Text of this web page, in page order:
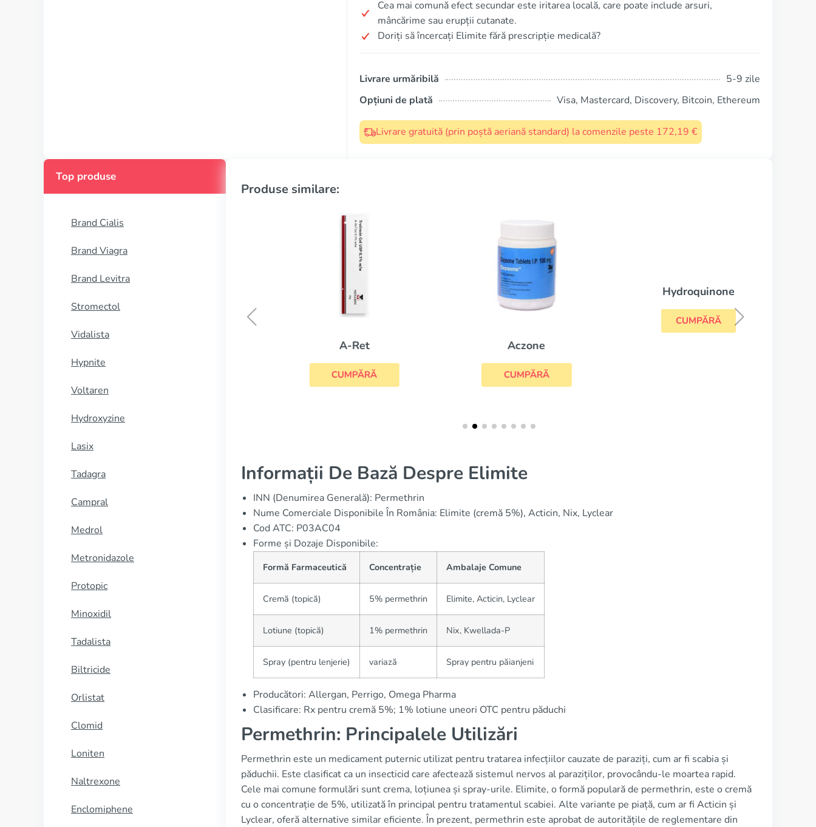
Cea mai comună efect secundar este iritarea locală, care poate include arsuri,
mâncărime sau erupții cutanate.
Doriți să încercați Elimite fără prescripție medicală?
Livrare urmăribilă
5-9 zile
Opțiuni de plată
Visa, Mastercard, Discovery, Bitcoin, Ethereum
Livrare gratuită (prin poștă aeriană standard) la comenzile peste 172,19 €
Top produse
Brand Cialis
Brand Viagra
Brand Levitra
Stromectol
Vidalista
Hypnite
Voltaren
Hydroxyzine
Lasix
Tadagra
Campral
Medrol
Metronidazole
Protopic
Minoxidil
Tadalista
Biltricide
Orlistat
Clomid
Loniten
Naltrexone
Enclomiphene
Produse similare:
A-Ret
CUMPĂRĂ
Aczone
CUMPĂRĂ
Informații De Bază Despre Elimite
INN (Denumirea Generală): Permethrin
Nume Comerciale Disponibile În România: Elimite (cremă 5%), Acticin, Nix, Lyclear
Cod ATC: P03AC04
Forme și Dozaje Disponibile:
Formă Farmaceutică Concentrație Ambalaje Comune
Cremă (topică) 5% permethrin Elimite, Acticin, Lyclear
Lotiune (topică) 1% permethrin Nix, Kwellada-P
Spray (pentru lenjerie) variază Spray pentru păianjeni
Producători: Allergan, Perrigo, Omega Pharma
Clasificare: Rx pentru cremă 5%; 1% lotiune uneori OTC pentru păduchi
Permethrin: Principalele Utilizări
Permethrin este un medicament puternic utilizat pentru tratarea infecțiilor cauzate de paraziți, cum ar fi scabia și
păduchii. Este clasificat ca un insecticid care afectează sistemul nervos al paraziților, provocându-le moartea rapid.
Cele mai comune formulări sunt crema, loțiunea și spray-urile. Elimite, o formă populară de permethrin, este o cremă
cu o concentrație de 5%, utilizată în principal pentru tratamentul scabiei. Alte variante pe piață, cum ar fi Acticin și
Lyclear, oferă alternative similar eficiente. În prezent, permethrin este aprobat de autoritățile de reglementare din